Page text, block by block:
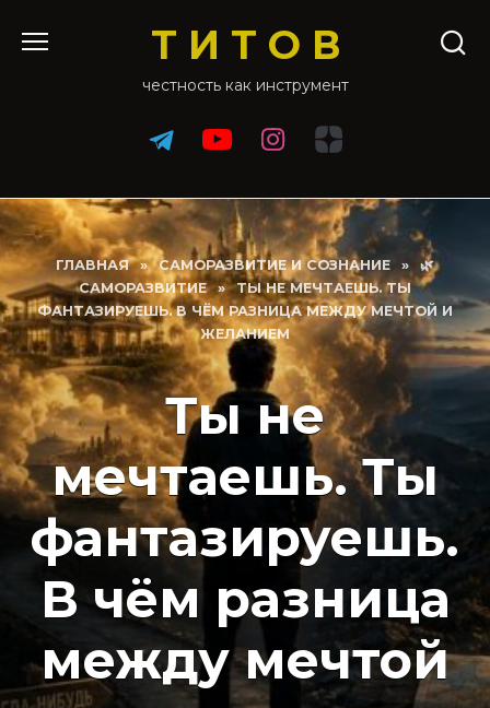
Т И Т О В
честность как инструмент
ГЛАВНАЯ » САМОРАЗВИТИЕ И СОЗНАНИЕ »
🌿
САМОРАЗВИТИЕ
»
ТЫ НЕ МЕЧТАЕШЬ. ТЫ
ФАНТАЗИРУЕШЬ. В ЧЁМ РАЗНИЦА МЕЖДУ МЕЧТОЙ И
ЖЕЛАНИЕМ
Ты не
мечтаешь. Ты
фантазируешь.
В чём разница
между мечтой